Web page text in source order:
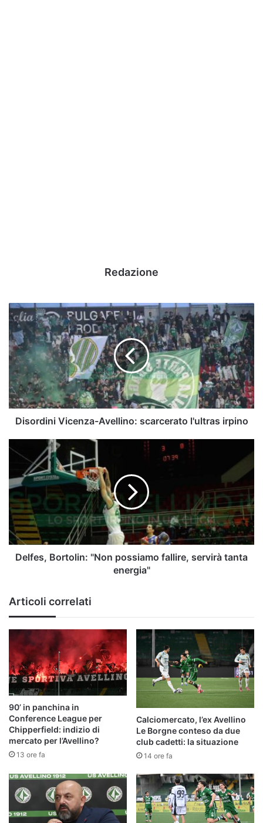
Redazione
Disordini
Vicenza-
Avellino:
scarcerato
l'ultras
irpino
Disordini Vicenza-Avellino: scarcerato l'ultras irpino
Bortolin:
"Non
possiamo
fallire,
servirà
tanta
energia"
Delfes, Bortolin: "Non possiamo fallire, servirà tanta
energia"
Articoli correlati
90’ in panchina in
Conference League per
Chipperfield: indizio di
mercato per l’Avellino?
13 ore fa
Calciomercato, l’ex Avellino
Le Borgne conteso da due
club cadetti: la situazione
14 ore fa